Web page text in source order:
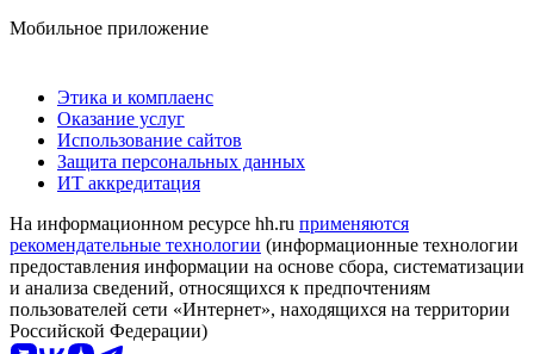
Мобильное приложение
Этика и комплаенс
Оказание услуг
Использование сайтов
Защита персональных данных
ИТ аккредитация
На информационном ресурсе hh.ru применяются
рекомендательные технологии (информационные технологии
предоставления информации на основе сбора, систематизации
и анализа сведений, относящихся к предпочтениям
пользователей сети «Интернет», находящихся на территории
Российской Федерации)